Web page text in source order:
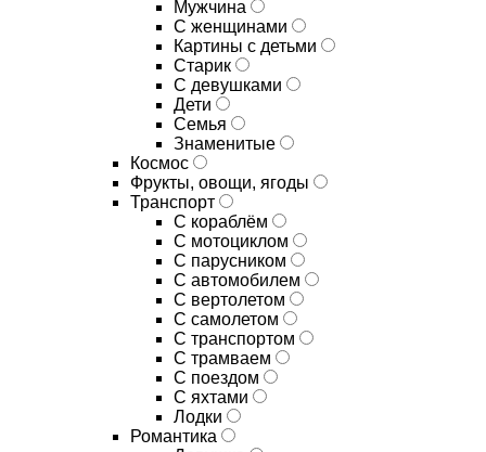
Мужчина
С женщинами
Картины с детьми
Старик
С девушками
Дети
Семья
Знаменитые
Космос
Фрукты, овощи, ягоды
Транспорт
С кораблём
С мотоциклом
С парусником
С автомобилем
С вертолетом
С самолетом
С транспортом
С трамваем
С поездом
С яхтами
Лодки
Романтика